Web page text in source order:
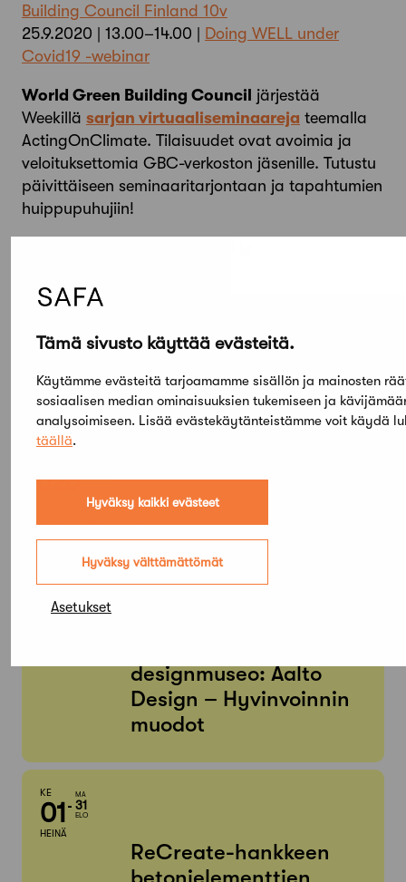
Tämä sivusto käyttää evästeitä.
Käytämme evästeitä tarjoamamme sisällön ja mainosten
sosiaalisen median ominaisuuksien tukemiseen ja
analysoimiseen. Lisää evästekäytänteistämme voit käydä
täällä.
Hyväksy kaikki evästeet
Hyväksy välttämättömät
Asetukset
Building Council Finland 10v
25.9.2020 | 13.00–14.00 |
Doing WELL under
Covid19 -webinar
World Green Building Council järjestää
Weekillä sarjan virtuaaliseminaareja teemalla
ActingOnClimate. Tilaisuudet ovat avoimia ja
veloituksettomia GBC-verkoston jäsenille. Tutustu
päivittäiseen seminaaritarjontaan ja tapahtumien
huippupuhujiin!
Elokuu,
2026
05 03
TAMMI
designmuseo: Aalto
Design – Hyvinvoinnin
muodot
KE
01
HEINÄ
MA
31
ELO
ReCreate-hankkeen